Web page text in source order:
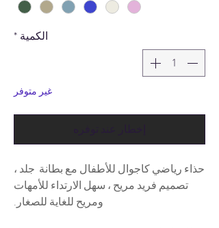
الكمية *
غير متوفر
حذاء رياضي كاجوال للأطفال مع بطانة جلد ،
تصميم فريد مريح ، سهل الارتداء للأمهات
ومريح للغاية للصغار.